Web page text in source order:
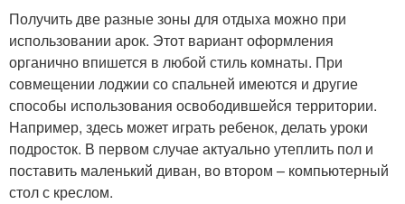
Получить две разные зоны для отдыха можно при
использовании арок. Этот вариант оформления
органично впишется в любой стиль комнаты. При
совмещении лоджии со спальней имеются и другие
способы использования освободившейся территории.
Например, здесь может играть ребенок, делать уроки
подросток. В первом случае актуально утеплить пол и
поставить маленький диван, во втором – компьютерный
стол с креслом.